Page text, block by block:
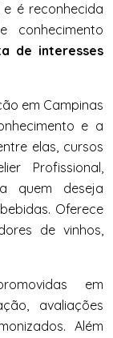
é reconhecida
de interesses
em Campinas
e a
elas, cursos
Profissional,
quem deseja
Oferece
de vinhos,
em
avaliações
Além